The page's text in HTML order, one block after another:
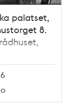
palatset,
8.